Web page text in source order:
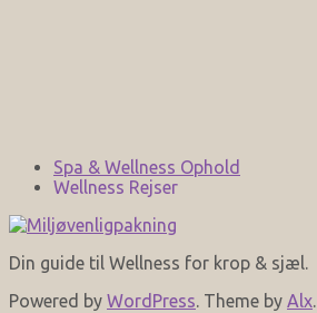
Spa & Wellness Ophold
Wellness Rejser
Din guide til Wellness for krop & sjæl.
Powered by WordPress. Theme by Alx.